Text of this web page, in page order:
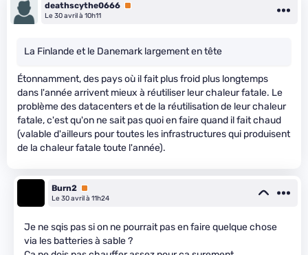
deathscythe0666 Premium
Le 30 avril à 10h11
La Finlande et le Danemark largement en tête
Étonnamment, des pays où il fait plus froid plus longtemps
dans l'année arrivent mieux à réutiliser leur chaleur fatale. Le
problème des datacenters et de la réutilisation de leur chaleur
fatale, c'est qu'on ne sait pas quoi en faire quand il fait chaud
(valable d'ailleurs pour toutes les infrastructures qui produisent
de la chaleur fatale toute l'année).
Burn2 Premium
Le 30 avril à 11h24
Je ne sqis pas si on ne pourrait pas en faire quelque chose
via les batteries à sable ?